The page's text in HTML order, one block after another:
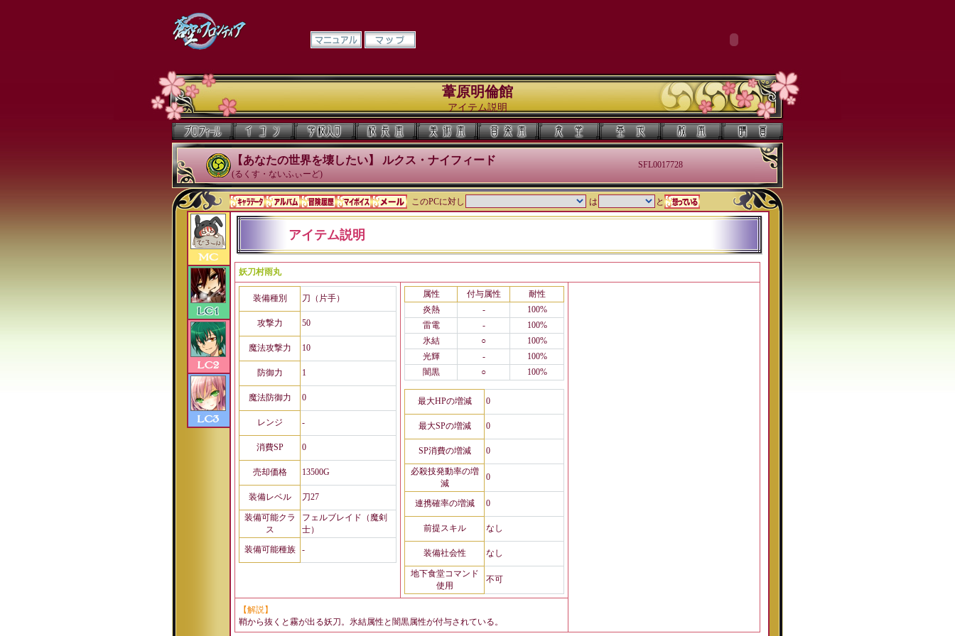
葦原明倫館
アイテム説明
【あなたの世界を壊したい】 ルクス・ナイフィード
(るくす・ないふぃーど)
SFL0017728
このPCに対し は と
アイテム説明
妖刀村雨丸
装備種別 刀（片手）
攻撃力 50
魔法攻撃力 10
防御力 1
魔法防御力 0
レンジ -
消費SP 0
売却価格 13500G
装備レベル 刀27
装備可能クラ
ス
フェルブレイド（魔剣
士）
装備可能種族
-
属性 付与属性
耐性
炎熱
-
100%
雷電
-
100%
氷結
○
100%
光輝
-
100%
闇黒
○ 100%
最大HPの増減 0
最大SPの増減 0
SP消費の増減 0
必殺技発動率の増
減
0
連携確率の増減 0
前提スキル なし
装備社会性 なし
地下食堂コマンド
使用
不可
【解説】
鞘から抜くと霧が出る妖刀。氷結属性と闇黒属性が付与されている。